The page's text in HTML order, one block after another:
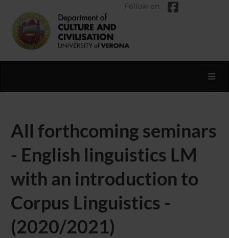
Follow on
All forthcoming seminars
- English linguistics LM
with an introduction to
Corpus Linguistics -
(2020/2021)